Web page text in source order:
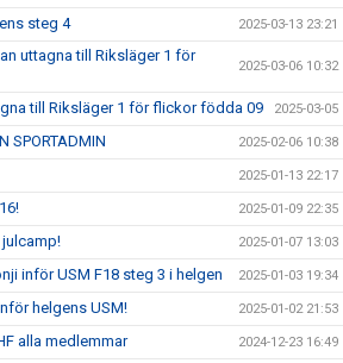
steg 4 2025-03-13 23:21
uttagna till Riksläger 1 för
2025-03-06 10:32
till Riksläger 1 för flickor födda 09 2025-03-05
SPORTADMIN 2025-02-06 10:38
2025-01-13 22:17
2025-01-09 22:35
julcamp! 2025-01-07 13:03
inför USM F18 steg 3 i helgen 2025-01-03 19:34
helgens USM! 2025-01-02 21:53
alla medlemmar 2024-12-23 16:49